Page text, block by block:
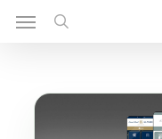
SkipMenu